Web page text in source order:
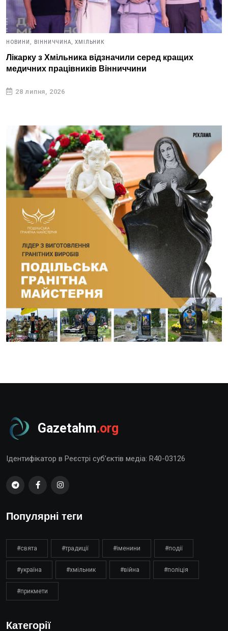
НОВИНИ, ВІННИЧЧИНА, ХМІЛЬНИК
Лікарку з Хмільника відзначили серед кращих
медичних працівників Вінниччини
28 липня, 2026
Gazetahm.org
Ідентифікатор в Реєстрі суб’єктів медіа: R40-03126
Популярні теги
#свята #традиції #іменини #події
#україна #хмільник #війна #поліція
#прикмети
Категорії